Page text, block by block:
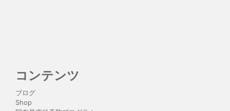
コンテンツ
ブログ
Shop